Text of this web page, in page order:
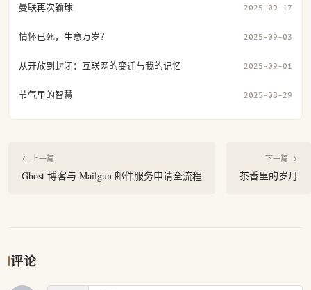
曼联再次输球 2025-09-17
情怀已死，生意万岁？ 2025-09-03
从开放到封闭：互联网的变迁与我的记忆 2025-09-01
节气里的智慧 2025-08-29
← 上一篇
Ghost 博客与 Mailgun 邮件服务申请全流程
下一篇 →
茶香里的岁月
评论